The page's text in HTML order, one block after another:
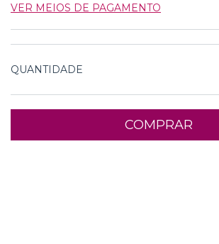
VER MEIOS DE PAGAMENTO
QUANTIDADE